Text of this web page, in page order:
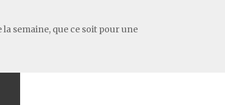
semaine, que ce soit pour une